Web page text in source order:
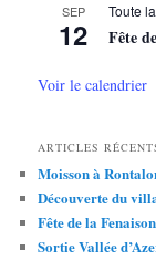
SEP
12
Toute
Fête
Voir le calendrier
ARTICLES
Moisson à
Découverte du
Fête de la
Sortie Vallée